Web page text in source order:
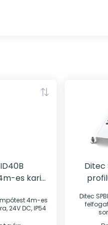
es karig,
4m-es
24V DC, IP54
Ditec
Ditec